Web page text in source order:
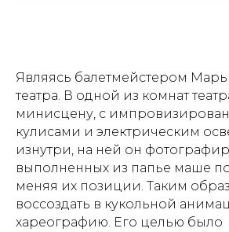
Являясь балетмейстером
театра. В одной из комнат
минисцену, с
кулисами и электрическим
изнутри, на ней он
выполненных из папье маше
меняя их позиции. Таким
воссоздать в кукольной
хареографию. Его целью было